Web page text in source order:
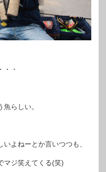
・・
らしい。
よねーとか言いつつも、
マジ笑えてくる(笑)